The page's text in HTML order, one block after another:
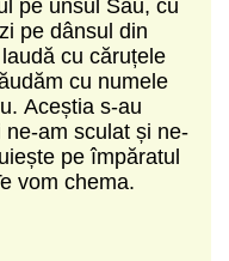
pe unsul Său, cu
pe dânsul din
cu căruțele
cu numele
Aceștia s-au
am sculat și ne-
pe împăratul
vom chema.